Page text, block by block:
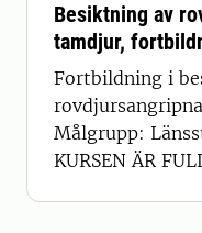
Besiktning av
tamdjur,
Fortbildning i
Målgrupp:
KURSEN ÄR